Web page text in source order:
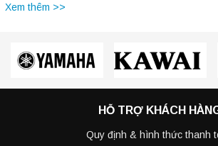
Xem thêm >>
HỖ TRỢ KHÁCH
Quy định & hình thức thanh